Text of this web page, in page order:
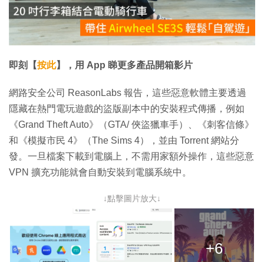
放
影
片
即刻【按此】，用 App 睇更多產品開箱影片
網路安全公司 ReasonLabs 報告，這些惡意軟體主要透過
隱藏在熱門電玩遊戲的盜版副本中的安裝程式傳播，例如
《Grand Theft Auto》（GTA/ 俠盜獵車手）、《刺客信條》
和《模擬市民 4》（The Sims 4），並由 Torrent 網站分
發。一旦檔案下載到電腦上，不需用家額外操作，這些惡意
VPN 擴充功能就會自動安裝到電腦系統中。
↓點擊圖片放大↓
+6